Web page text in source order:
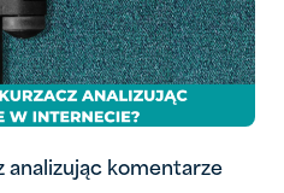
analizując komentarze